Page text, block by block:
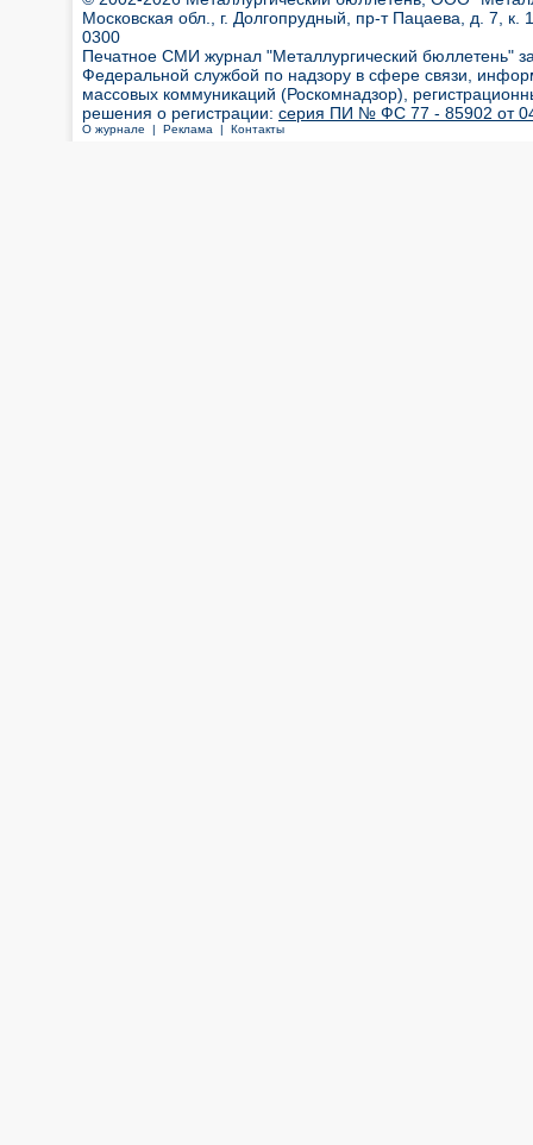
Московская обл., г. Долгопрудный, пр-т Пацаева, д. 7,
0300
Печатное СМИ журнал "Металлургический бюллетень"
Федеральной службой по надзору в сфере связи,
массовых коммуникаций (Роскомнадзор),
решения о регистрации: серия ПИ № ФС 77 - 85902 от 04
О журнале | Реклама | Контакты